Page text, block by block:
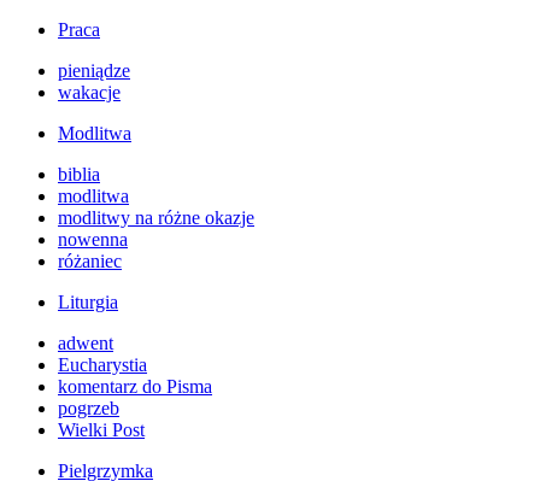
Praca
pieniądze
wakacje
Modlitwa
biblia
modlitwa
modlitwy na różne okazje
nowenna
różaniec
Liturgia
adwent
Eucharystia
komentarz do Pisma
pogrzeb
Wielki Post
Pielgrzymka